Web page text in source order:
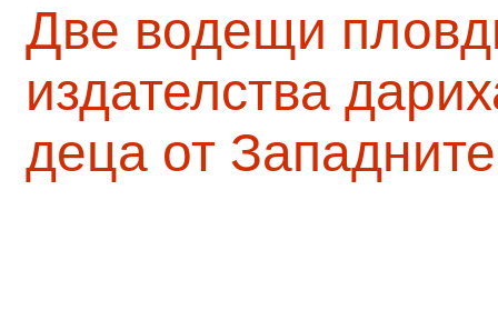
Две водещи
издателства
деца от